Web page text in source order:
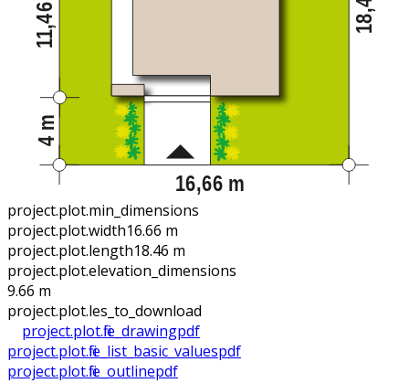
project.plot.min_dimensions
project.plot.width16.66 m
project.plot.length18.46 m
project.plot.elevation_dimensions
9.66 m
project.plot.files_to_download
project.plot.file_drawingpdf
project.plot.file_list_basic_valuespdf
project.plot.file_outlinepdf